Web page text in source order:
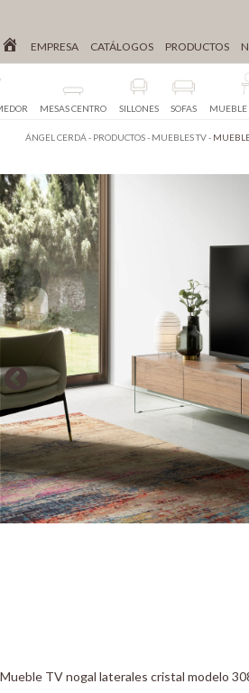
EMPRESA CATÁLOGOS PRODUCTOS
MESAS CENTRO SILLONES SOFAS MUEBLE
ÁNGEL CERDÁ - PRODUCTOS- MUEBLES TV-
Array
Mueble TV nogal laterales cristal modelo